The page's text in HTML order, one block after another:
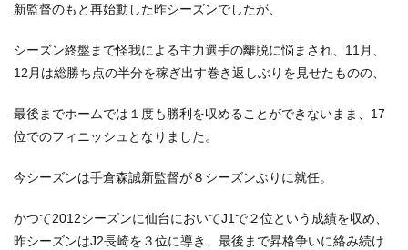
新監督のもと再始動した昨シーズンでしたが、
シーズン終盤まで怪我による主力選手の離脱に悩まされ、11月、
12月は総勝ち点の半分を稼ぎ出す巻き返しぶりを見せたものの、
最後までホームでは１度も勝利を収めることができないまま、17
位でのフィニッシュとなりました。
今シーズンは手倉森誠新監督が８シーズンぶりに就任。
かつて2012シーズンに仙台においてJ1で２位という成績を収め、
昨シーズンはJ2長崎を３位に導き、最後まで昇格争いに絡み続け